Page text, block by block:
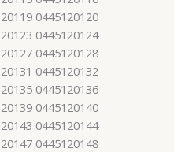
0445120120
0445120124
0445120128
0445120132
0445120136
0445120140
0445120144
0445120148